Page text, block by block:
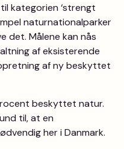
kategorien ‘strengt
naturnationalparker
det. Målene kan nås
af eksisterende
af ny beskyttet
beskyttet natur.
til, at en
her i Danmark.